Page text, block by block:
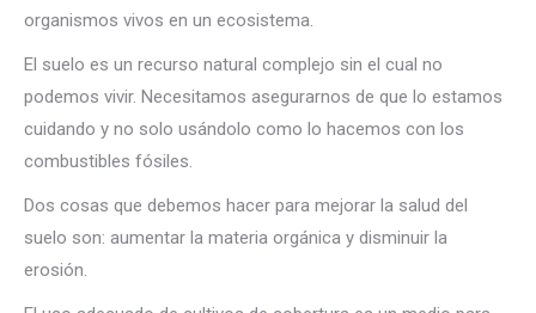
organismos vivos en un ecosistema.
El suelo es un recurso natural complejo sin el cual no
podemos vivir. Necesitamos asegurarnos de que lo estamos
cuidando y no solo usándolo como lo hacemos con los
combustibles fósiles.
Dos cosas que debemos hacer para mejorar la salud del
suelo son: aumentar la materia orgánica y disminuir la
erosión.